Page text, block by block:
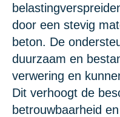
door een stevig
beton. De
duurzaam en
verwering en
Dit verhoogt de
betrouwbaarheid